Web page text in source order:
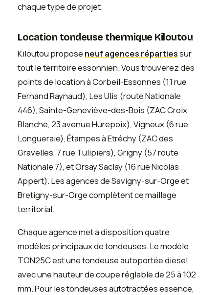
chaque type de projet.
Location tondeuse thermique Kiloutou
Kiloutou propose neuf agences répartiessur
tout le territoire essonnien. Vous trouverez des
points de location à Corbeil-Essonnes (11 rue
Fernand Raynaud), Les Ulis (route Nationale
446), Sainte-Geneviève-des-Bois (ZAC Croix
Blanche, 23 avenue Hurepoix), Vigneux (6 rue
Longueraie), Étampes à Etréchy (ZAC des
Gravelles, 7 rue Tulipiers), Grigny (57 route
Nationale 7), et Orsay Saclay (16 rue Nicolas
Appert). Les agences de Savigny-sur-Orge et
Bretigny-sur-Orge complètent ce maillage
territorial.
Chaque agence met à disposition quatre
modèles principaux de tondeuses. Le modèle
TON25C est une tondeuse autoportée diesel
avec une hauteur de coupe réglable de 25 à 102
mm. Pour les tondeuses autotractées essence,